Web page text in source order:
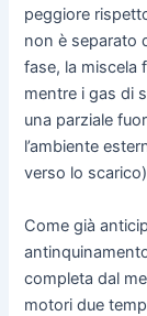
peggiore
non è separato
fase, la miscela
mentre i gas di
una parziale
l’ambiente
verso lo
Come già
completa dal
motori due